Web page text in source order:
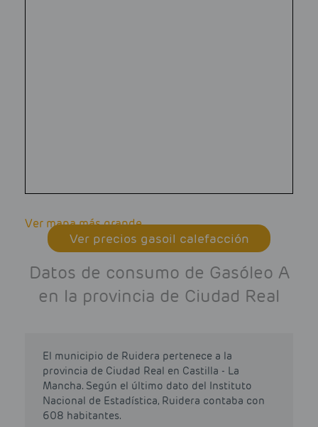
Ver mapa más grande
Ver precios gasoil calefacción
Datos de consumo de Gasóleo A
en la provincia de Ciudad Real
El municipio de Ruidera pertenece a la
provincia de Ciudad Real en Castilla - La
Mancha. Según el último dato del Instituto
Nacional de Estadística, Ruidera contaba con
608 habitantes.